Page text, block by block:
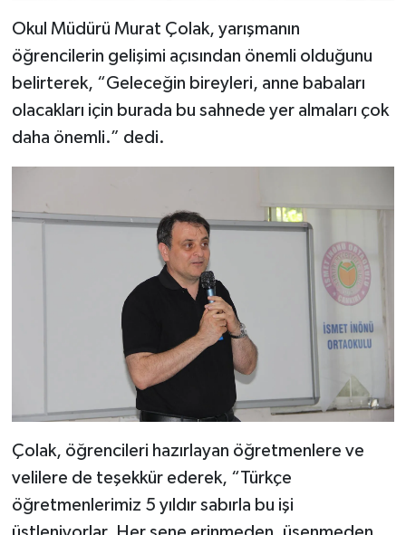
Okul Müdürü Murat Çolak, yarışmanın
öğrencilerin gelişimi açısından önemli olduğunu
belirterek, “Geleceğin bireyleri, anne babaları
olacakları için burada bu sahnede yer almaları çok
daha önemli.” dedi.
Çolak, öğrencileri hazırlayan öğretmenlere ve
velilere de teşekkür ederek, “Türkçe
öğretmenlerimiz 5 yıldır sabırla bu işi